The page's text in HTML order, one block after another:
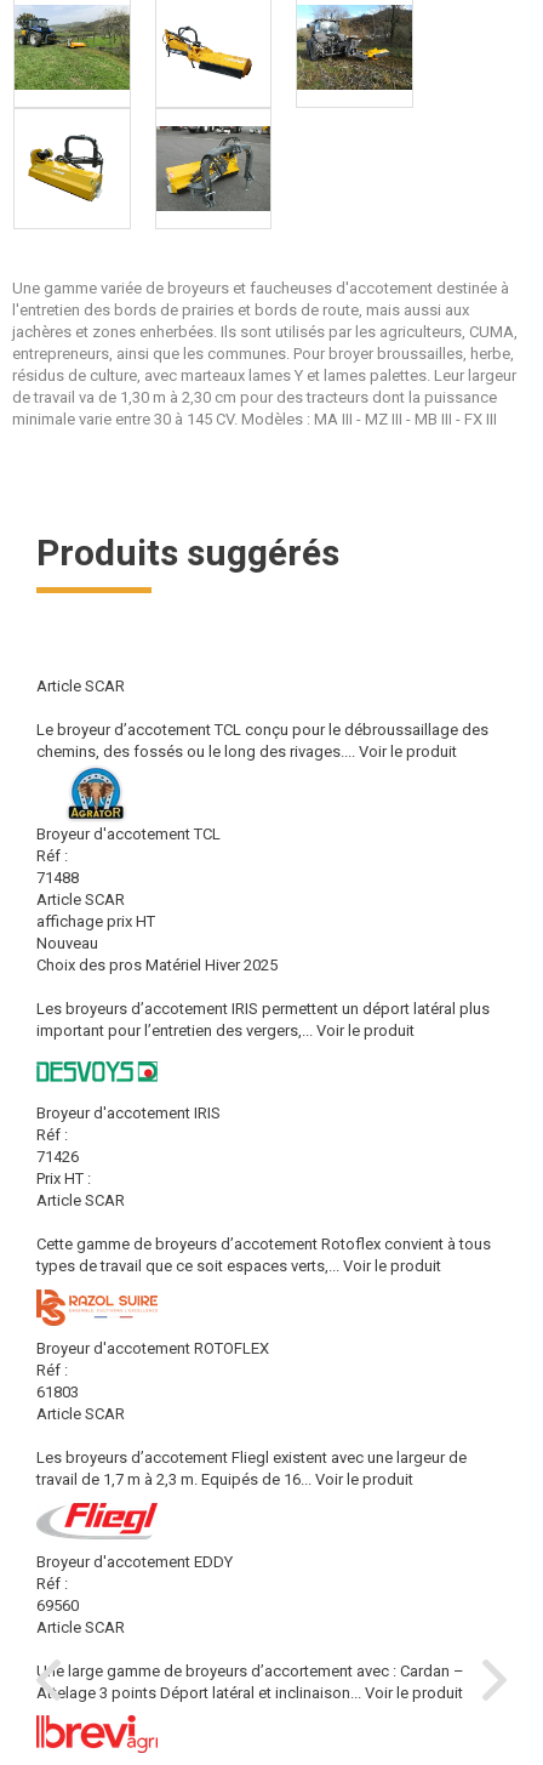
Une gamme variée de broyeurs et faucheuses d'accotement destinée à
l'entretien des bords de prairies et bords de route, mais aussi aux
jachères et zones enherbées. Ils sont utilisés par les agriculteurs, CUMA,
entrepreneurs, ainsi que les communes. Pour broyer broussailles, herbe,
résidus de culture, avec marteaux lames Y et lames palettes. Leur largeur
de travail va de 1,30 m à 2,30 cm pour des tracteurs dont la puissance
minimale varie entre 30 à 145 CV. Modèles : MA III - MZ III - MB III - FX III
Produits suggérés
Article SCAR
Le broyeur d’accotement TCL conçu pour le débroussaillage des
chemins, des fossés ou le long des rivages.... Voir le produit
Broyeur d'accotement TCL
Réf :
71488
Article SCAR
affichage prix HT
Nouveau
Choix des pros Matériel Hiver 2025
Les broyeurs d’accotement IRIS permettent un déport latéral plus
important pour l’entretien des vergers,... Voir le produit
Broyeur d'accotement IRIS
Réf :
71426
Prix HT :
Article SCAR
Cette gamme de broyeurs d’accotement Rotoflex convient à tous
types de travail que ce soit espaces verts,... Voir le produit
Broyeur d'accotement ROTOFLEX
Réf :
61803
Article SCAR
Les broyeurs d’accotement Fliegl existent avec une largeur de
travail de 1,7 m à 2,3 m. Equipés de 16... Voir le produit
Broyeur d'accotement EDDY
Réf :
69560
Article SCAR
Une large gamme de broyeurs d’accortement avec : Cardan –
Attelage 3 points Déport latéral et inclinaison... Voir le produit